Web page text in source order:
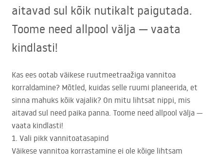
aitavad sul kõik nutikalt paigutada.
Toome need allpool välja — vaata
kindlasti!
Kas ees ootab väikese ruutmeetraažiga vannitoa
korraldamine? Mõtled, kuidas selle ruumi planeerida, et
sinna mahuks kõik vajalik? On mitu lihtsat nippi, mis
aitavad sul need paika panna. Toome need allpool välja —
vaata kindlasti!
1. Vali pikk vannitoatasapind
Väikese vannitoa korrastamine ei ole kõige lihtsam